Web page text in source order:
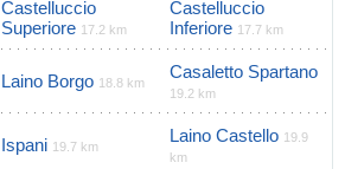
Castelluccio
Superiore 17.2 km
Castelluccio
Inferiore 17.7 km
Laino Borgo 18.8 km
Casaletto Spartano
19.2 km
Ispani 19.7 km
Laino Castello 19.9
km